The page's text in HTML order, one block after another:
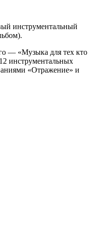
инструментальный
— «Музыка для тех кто
инструментальных
«Отражение» и